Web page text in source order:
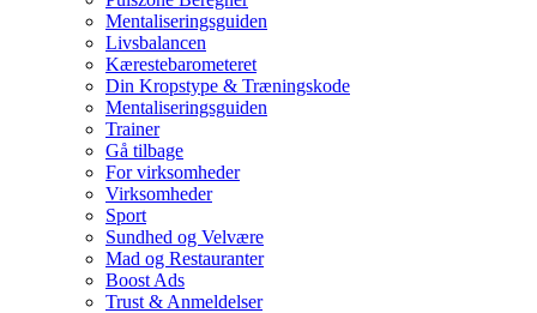
Mentaliseringsguiden
Livsbalancen
Kærestebarometeret
Din Kropstype & Træningskode
Mentaliseringsguiden
Trainer
Gå tilbage
For virksomheder
Virksomheder
Sport
Sundhed og Velvære
Mad og Restauranter
Boost Ads
Trust & Anmeldelser